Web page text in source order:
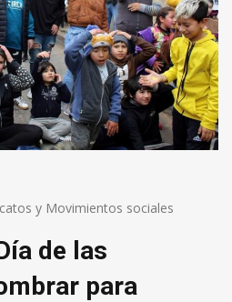
y Movimientos sociales
de las
para